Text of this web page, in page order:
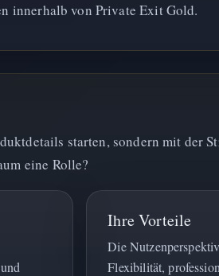
innerhalb von Private Exit Gold.
starten, sondern mit der
eine Rolle?
Ihre Vorteile
Die
Flexibilität,